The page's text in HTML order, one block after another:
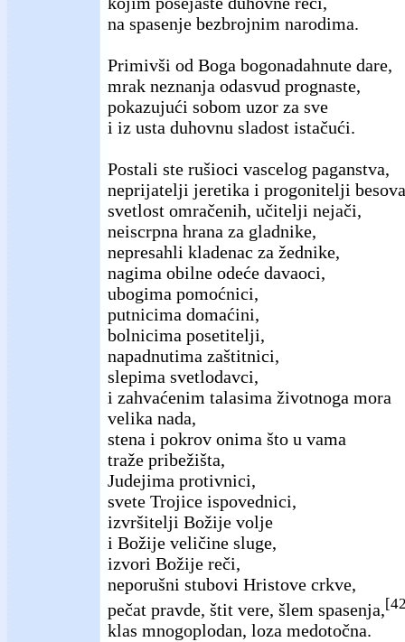
na spasenje bezbrojnim narodima.
Primivši od Boga bogonadahnute dare,
mrak neznanja odasvud prognaste,
pokazujući sobom uzor za sve
i iz usta duhovnu sladost istačući.
Postali ste rušioci vascelog paganstva,
neprijatelji jeretika i progonitelji
svetlost omračenih, učitelji nejači,
neiscrpna hrana za gladnike,
nepresahli kladenac za žednike,
nagima obilne odeće davaoci,
ubogima pomoćnici,
putnicima domaćini,
bolnicima posetitelji,
napadnutima zaštitnici,
slepima svetlodavci,
i zahvaćenim talasima životnoga mora
velika nada,
stena i pokrov onima što u vama
traže pribežišta,
Judejima protivnici,
svete Trojice ispovednici,
izvršitelji Božije volje
i Božije veličine sluge,
izvori Božije reči,
neporušni stubovi Hristove crkve,
pečat pravde, štit vere, šlem spasenja,
klas mnogoplodan, loza medotočna.